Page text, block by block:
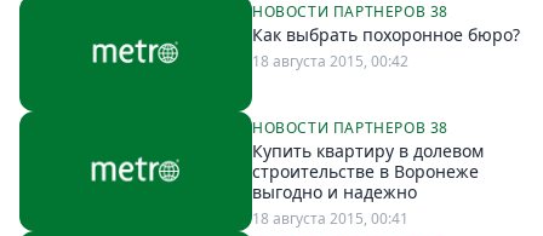
НОВОСТИ ПАРТНЕРОВ 38
Как выбрать похоронное бюро?
18 августа 2015, 00:42
НОВОСТИ ПАРТНЕРОВ 38
Купить квартиру в долевом
строительстве в Воронеже
выгодно и надежно
18 августа 2015, 00:41